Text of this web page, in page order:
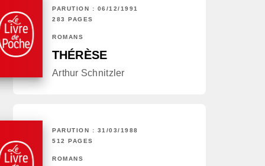
PARUTION : 06/12/1991
283 PAGES
ROMANS
THÉRÈSE
Arthur Schnitzler
PARUTION : 31/03/1988
512 PAGES
ROMANS